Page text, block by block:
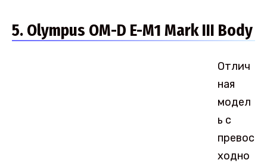
5. Olympus OM-D E-M1 Mark III Body
Отлич
ная
модел
ь с
превос
ходно